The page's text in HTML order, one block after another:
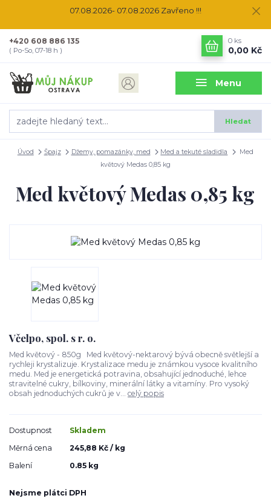
07.08.2026- 07.08.2026 Zavřeno !!!
Menu
Hledat
+420 608 886 135
( Po-So, 07-18 h )
0 ks
0,00 Kč
Úvod Špajz Džemy, pomazánky, med Med a tekuté sladidla
Med
květový Medas 0,85 kg
Med květový Medas 0,85 kg
Včelpo, spol. s r. o.
Med květový - 850g Med květový-nektarový bývá obecně světlejší a
rychleji krystalizuje. Krystalizace medu je známkou vysoce kvalitního
medu. Med je energetická potravina, obsahující jednoduché, lehce
stravitelné cukry, bílkoviny, minerální látky a vitamíny. Pro vysoký
obsah jednoduchých cukrů je v... celý popis
Dostupnost
Skladem
Měrná cena
245,88 Kč / kg
Balení
0.85 kg
Nejsme plátci DPH